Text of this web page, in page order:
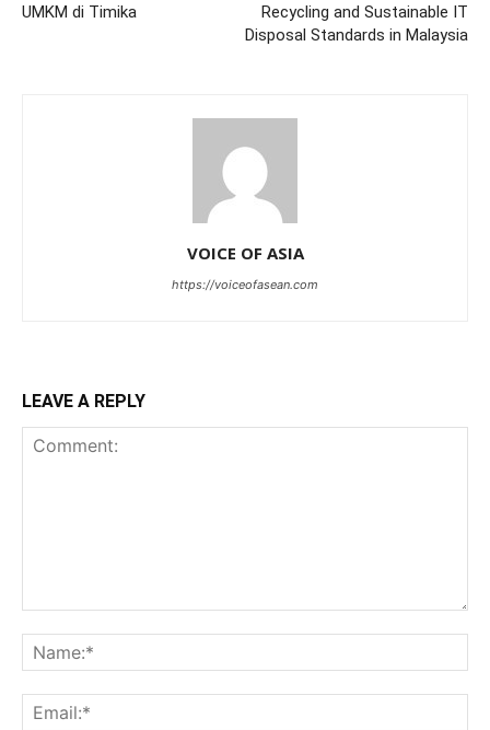
UMKM di Timika
Recycling and Sustainable IT
Disposal Standards in Malaysia
VOICE OF ASIA
https://voiceofasean.com
LEAVE A REPLY